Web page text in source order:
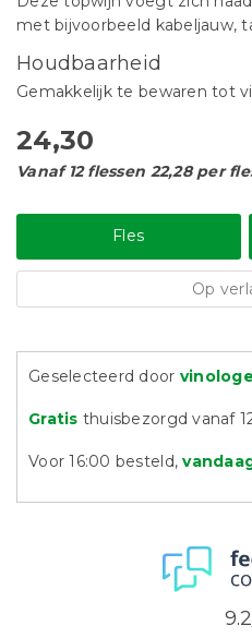
met bijvoorbeeld kabeljauw,
Houdbaarheid
Gemakkelijk te bewaren tot
24,30
Vanaf 12 flessen 22,28 per
Fles
Op
Geselecteerd door
Gratis thuisbezorgd vanaf
Voor 16:00 besteld,